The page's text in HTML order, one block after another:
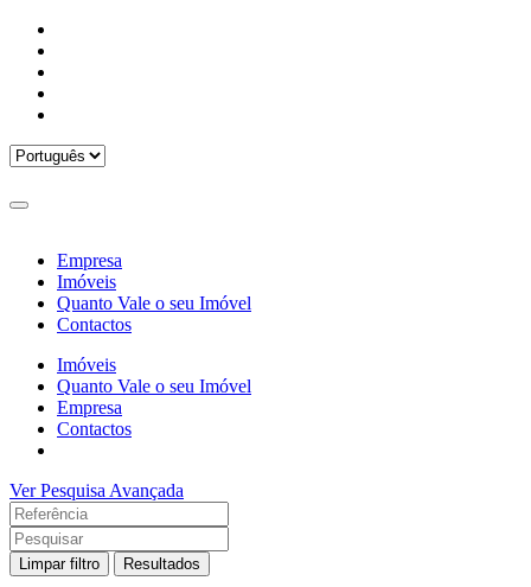
Empresa
Imóveis
Quanto Vale o seu Imóvel
Contactos
Imóveis
Quanto Vale o seu Imóvel
Empresa
Contactos
Ver Pesquisa Avançada
Limpar filtro Resultados